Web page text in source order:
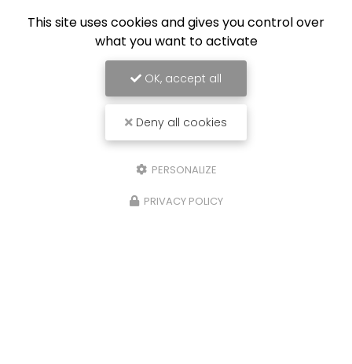
This site uses cookies and gives you control over
what you want to activate
OK, accept all
Deny all cookies
PERSONALIZE
PRIVACY POLICY